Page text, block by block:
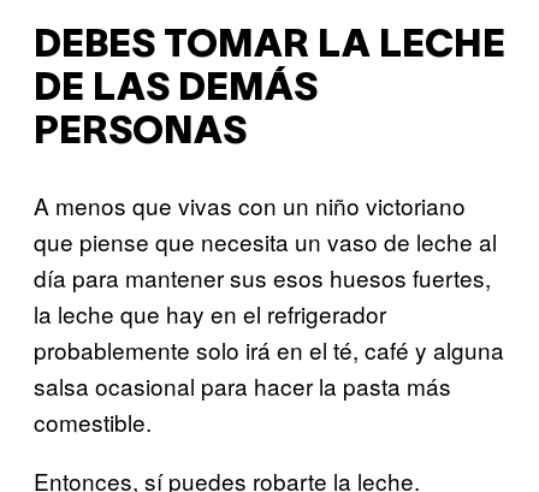
DEBES TOMAR LA LECHE
DE LAS DEMÁS
PERSONAS
A menos que vivas con un niño victoriano
que piense que necesita un vaso de leche al
día para mantener sus esos huesos fuertes,
la leche que hay en el refrigerador
probablemente solo irá en el té, café y alguna
salsa ocasional para hacer la pasta más
comestible.
Entonces, sí puedes robarte la leche.